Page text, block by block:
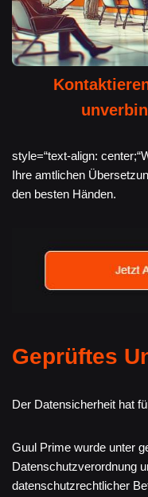
style=“text-align:
Ihre amtlichen
den besten Händen.
Geprüftes
Der Datensicherheit hat
Guul Prime wurde unter
Datenschutzverordnung
datenschutzrechtlicher